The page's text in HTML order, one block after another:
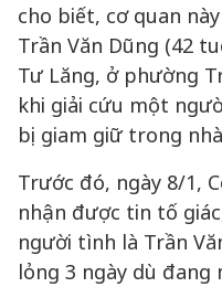
cho biết, cơ quan
Trần Văn Dũng (42
Tư Lăng, ở phường
khi giải cứu một
bị giam giữ trong
Trước đó, ngày 8/1,
nhận được tin tố
người tình là Trần
lỏng 3 ngày dù